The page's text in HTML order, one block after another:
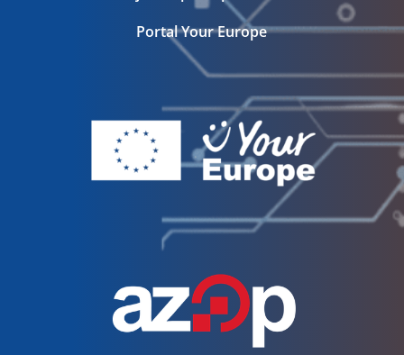
Portal Your Europe